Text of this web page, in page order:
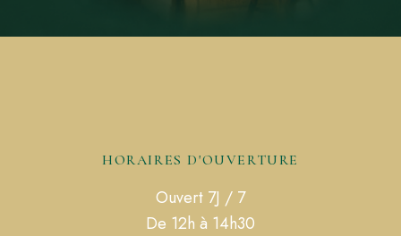
HORAIRES D'OUVERTURE
Ouvert 7J / 7
De 12h à 14h30